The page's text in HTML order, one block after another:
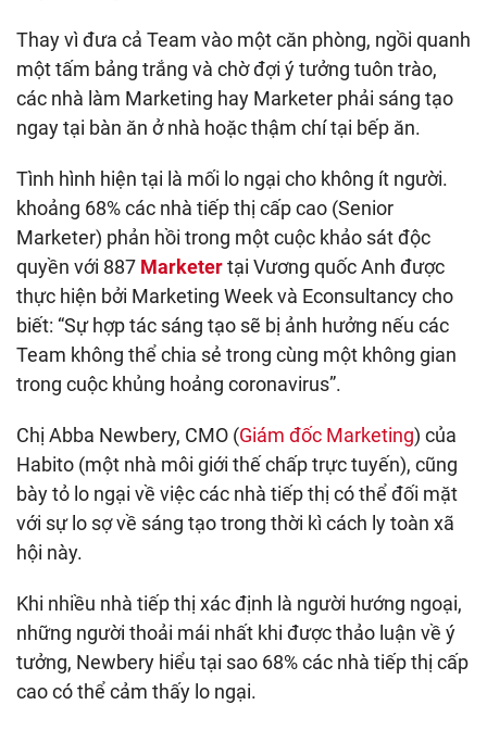
Thay vì đưa cả Team vào một căn phòng, ngồi quanh
một tấm bảng trắng và chờ đợi ý tưởng tuôn trào,
các nhà làm Marketing hay Marketer phải sáng tạo
ngay tại bàn ăn ở nhà hoặc thậm chí tại bếp ăn.
Tình hình hiện tại là mối lo ngại cho không ít người.
khoảng 68% các nhà tiếp thị cấp cao (Senior
Marketer) phản hồi trong một cuộc khảo sát độc
quyền với 887 Marketertại Vương quốc Anh được
thực hiện bởi Marketing Week và Econsultancy cho
biết: “Sự hợp tác sáng tạo sẽ bị ảnh hưởng nếu các
Team không thể chia sẻ trong cùng một không gian
trong cuộc khủng hoảng coronavirus”.
Chị Abba Newbery, CMO (Giám đốc Marketing) của
Habito (một nhà môi giới thế chấp trực tuyến), cũng
bày tỏ lo ngại về việc các nhà tiếp thị có thể đối mặt
với sự lo sợ về sáng tạo trong thời kì cách ly toàn xã
hội này.
Khi nhiều nhà tiếp thị xác định là người hướng ngoại,
những người thoải mái nhất khi được thảo luận về ý
tưởng, Newbery hiểu tại sao 68% các nhà tiếp thị cấp
cao có thể cảm thấy lo ngại.